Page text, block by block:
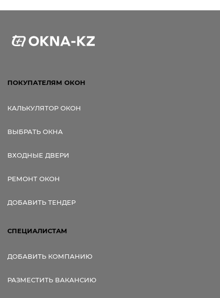
ПОКУПАТЕЛЯМ ОКОН
КАЛЬКУЛЯТОР ОКОН
ВЫБРАТЬ ОКНА
ВХОДНЫЕ ДВЕРИ
РЕМОНТ ОКОН
ДОБАВИТЬ ТЕНДЕР
СПЕЦИАЛИСТАМ
ДОБАВИТЬ КОМПАНИЮ
РАЗМЕСТИТЬ ВАКАНСИЮ